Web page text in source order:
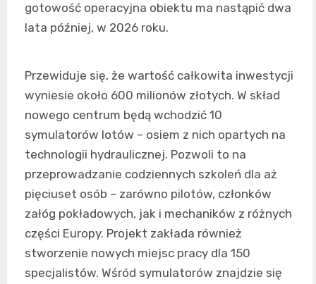
gotowość operacyjna obiektu ma nastąpić dwa
lata później, w 2026 roku.
Przewiduje się, że wartość całkowita inwestycji
wyniesie około 600 milionów złotych. W skład
nowego centrum będą wchodzić 10
symulatorów lotów – osiem z nich opartych na
technologii hydraulicznej. Pozwoli to na
przeprowadzanie codziennych szkoleń dla aż
pięciuset osób – zarówno pilotów, członków
załóg pokładowych, jak i mechaników z różnych
części Europy. Projekt zakłada również
stworzenie nowych miejsc pracy dla 150
specjalistów. Wśród symulatorów znajdzie się